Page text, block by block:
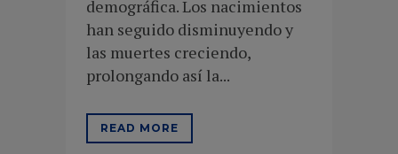
demográfica. Los nacimientos
han seguido disminuyendo y
las muertes creciendo,
prolongando así la...
READ MORE